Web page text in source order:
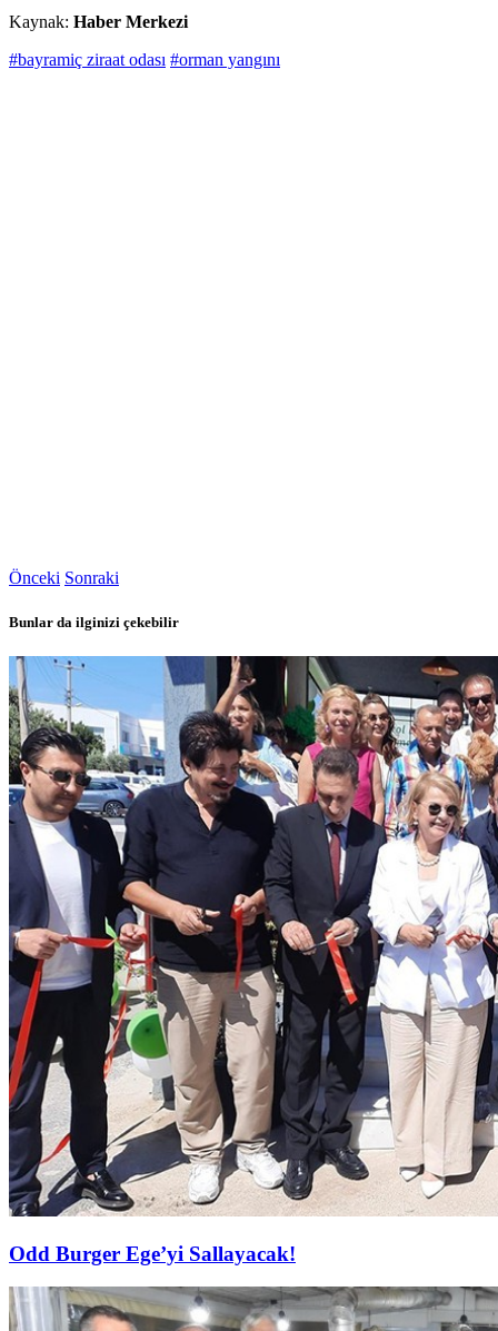
Kaynak: Haber Merkezi
#bayramiç ziraat odası #orman yangını
Önceki Sonraki
Bunlar da ilginizi çekebilir
Odd Burger Ege’yi Sallayacak!